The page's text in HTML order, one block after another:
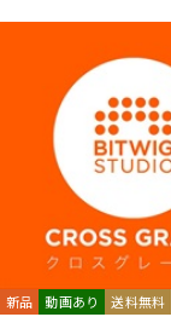
新品 動画あり 送料無料